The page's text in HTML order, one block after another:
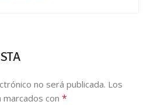
no será publicada. Los
con *